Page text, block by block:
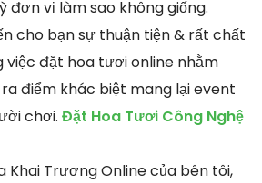
đơn vị làm sao không giống.
cho bạn sự thuận tiện & rất chất
đặt hoa tươi online nhằm
điểm khác biệt mang lại event
chơi. Đặt Hoa Tươi Công Nghệ
Khai Trương Online của bên tôi,